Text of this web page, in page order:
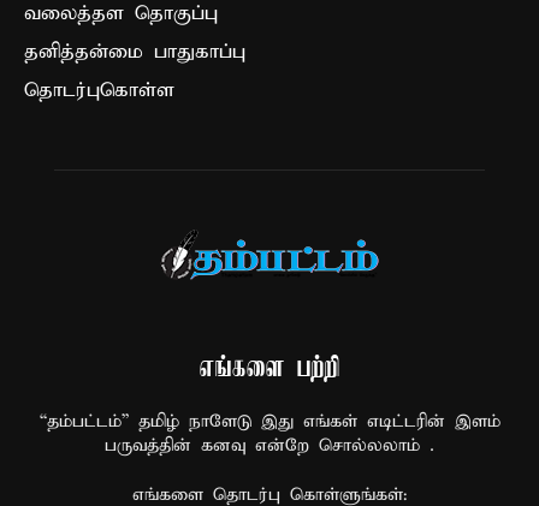
வலைத்தள தொகுப்பு
தனித்தன்மை பாதுகாப்பு
தொடர்புகொள்ள
எங்களை பற்றி
“தம்பட்டம்” தமிழ் நாளேடு இது எங்கள் எடிட்டரின் இளம்
பருவத்தின் கனவு என்றே சொல்லலாம் .
எங்களை தொடர்பு கொள்ளுங்கள்: